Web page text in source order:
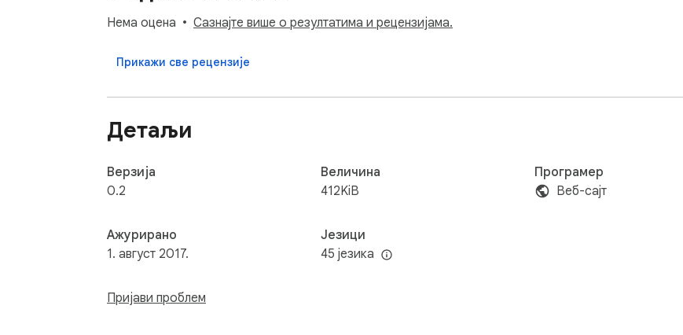
Нема оцена Сазнајте више о резултатима и рецензијама.
Прикажи све рецензије
Детаљи
Верзија
0.2
Ажурирано
1. август 2017.
Пријави проблем
Величина
412KiB
Језици
45 језика
Програмер
Веб-сајт